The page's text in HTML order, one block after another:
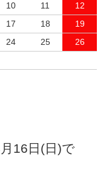
10 11
12
17 18
19
24 25
26
16日(日)で